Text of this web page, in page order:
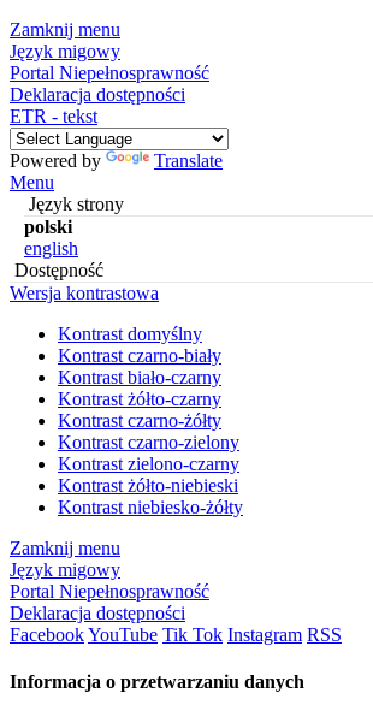
Zamknij menu
Język migowy
Portal Niepełnosprawność
Deklaracja dostępności
ETR - tekst
Powered by
Translate
Menu
Język strony
polski
english
Dostępność
Wersja kontrastowa
Kontrast domyślny
Kontrast czarno-biały
Kontrast biało-czarny
Kontrast żółto-czarny
Kontrast czarno-żółty
Kontrast czarno-zielony
Kontrast zielono-czarny
Kontrast żółto-niebieski
Kontrast niebiesko-żółty
Zamknij menu
Język migowy
Portal Niepełnosprawność
Deklaracja dostępności
FacebookYouTube Tik Tok Instagram RSS
Informacja o przetwarzaniu danych